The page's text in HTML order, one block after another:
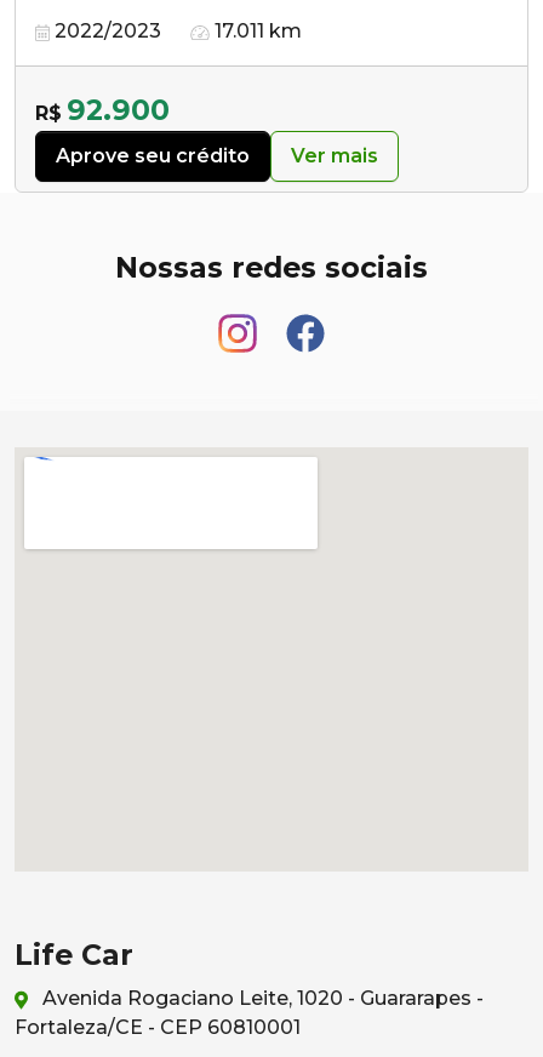
2022/2023 17.011 km
R$ 92.900
Aprove seu crédito Ver mais
Nossas redes sociais
Life Car
Avenida Rogaciano Leite, 1020 - Guararapes -
Fortaleza/CE - CEP 60810001